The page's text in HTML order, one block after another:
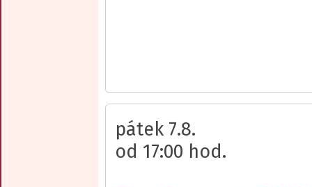
pátek 7.8.
od 17:00 hod.